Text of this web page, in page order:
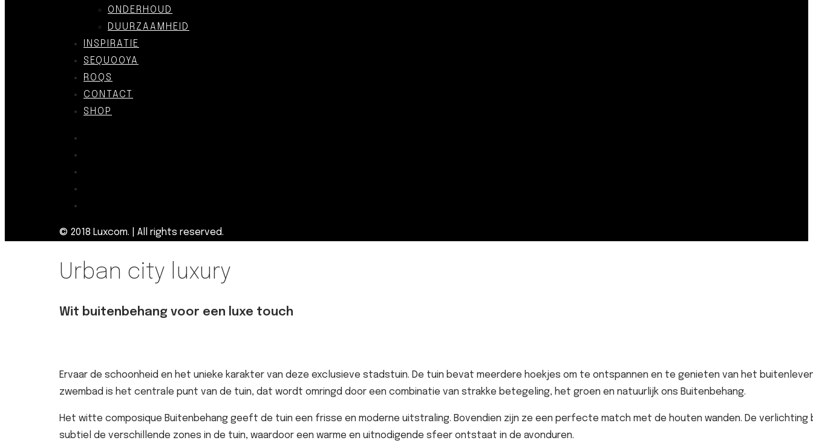
ONDERHOUD
DUURZAAMHEID
INSPIRATIE
SEQUOOYA
ROQS
CONTACT
SHOP
© 2018 Luxcom. | All rights reserved.
Urban city luxury
Wit buitenbehang voor een luxe touch
Ervaar de schoonheid en het unieke karakter van deze exclusieve stadstuin. De tuin bevat meerdere hoekjes om te ontspannen en te genieten van het
zwembad is het centrale punt van de tuin, dat wordt omringd door een combinatie van strakke betegeling, het groen en natuurlijk ons Buitenbehang.
Het witte composique Buitenbehang geeft de tuin een frisse en moderne uitstraling. Bovendien zijn ze een perfecte match met de houten wanden. De verlichting
subtiel de verschillende zones in de tuin, waardoor een warme en uitnodigende sfeer ontstaat in de avonduren.